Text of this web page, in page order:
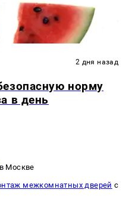
2 дня назад
норму
в день
в Москве
межкомнатных дверей с